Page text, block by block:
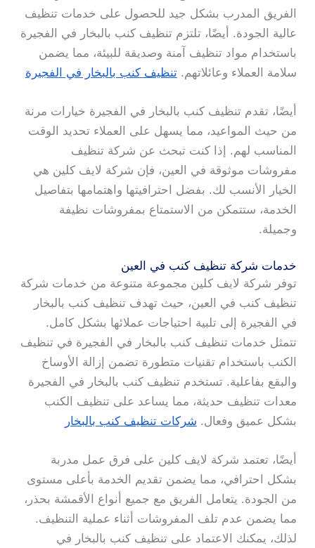
الفريق المدرب بشكل جيد للحصول على خدمات تنظيف
عالية الجودة. أيضًا، تلتزم تنظيف كنب بالبخار في الفجيرة
باستخدام مواد تنظيف آمنة وصديقة للبيئة، مما يضمن
سلامة العملاء وعائلاتهم.تنظيف كنب بالبخار في الفجيرة
أيضًا، تقدم تنظيف كنب بالبخار في الفجيرة خيارات مرنة
من حيث المواعيد، مما يسهل على العملاء تحديد الوقت
المناسب لهم. إذا كنت تبحث عن شركة تنظيف
مفروشات موثوقة في العين، فإن شركة لايف كلين هي
الخيار الأنسب لك. بفضل احترافيتها واهتمامها بتفاصيل
الخدمة، ستتمكن من الاستمتاع بمفروشات نظيفة
وجميلة.
خدمات شركة تنظيف كنب في العين
توفر شركة لايف كلين مجموعة متنوعة من خدمات شركة
تنظيف كنب في العين، حيث تهدف تنظيف كنب بالبخار
في الفجيرة إلى تلبية احتياجات عملائها بشكل كامل.
تتمثل خدمات تنظيف كنب بالبخار في الفجيرة في تنظيف
الكنب باستخدام تقنيات متطورة تضمن إزالة الأوساخ
والبقع بفاعلية. تستخدم تنظيف كنب بالبخار في الفجيرة
معدات تنظيف حديثة، مما يساعد على تنظيف الكنب
بشكل عميق وفعال. شركات تنظيف كنب بالبخار
أيضًا، تعتمد شركة لايف كلين على فرق عمل مدربة
بشكل احترافي، مما يضمن تقديم الخدمة بأعلى مستوى
من الجودة. يتعامل الفريق مع جميع أنواع الأقمشة بحذر،
مما يضمن عدم تلف المفروشات أثناء عملية التنظيف.
لذلك، يمكنك الاعتماد على تنظيف كنب بالبخار في